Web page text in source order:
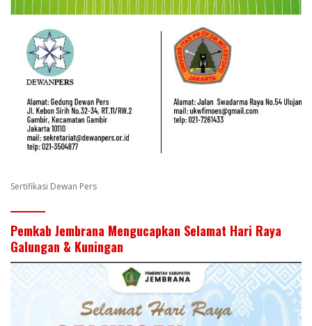
Sertifikasi Dewan Pers
Pemkab Jembrana Mengucapkan Selamat Hari Raya
Galungan & Kuningan